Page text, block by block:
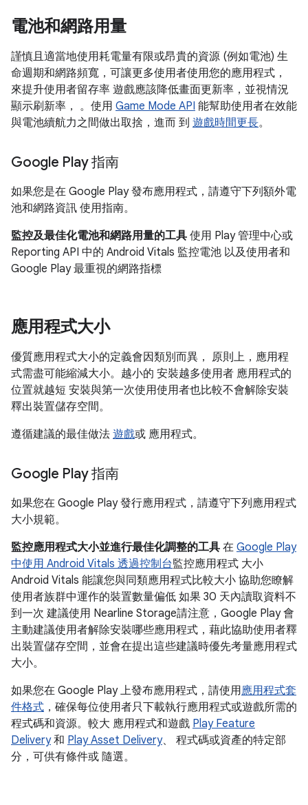
電池和網路用量
謹慎且適當地使用耗電量有限或昂貴的資源 (例如電池) 生
命週期和網路頻寬，可讓更多使用者使用您的應用程式，
來提升使用者留存率 遊戲應該降低畫面更新率，並視情況
顯示刷新率， 。使用 Game Mode API 能幫助使用者在效能
與電池續航力之間做出取捨，進而 到 遊戲時間更長。
Google Play 指南
如果您是在 Google Play 發布應用程式，請遵守下列額外電
池和網路資訊 使用指南。
監控及最佳化電池和網路用量的工具 使用 Play 管理中心或
Reporting API 中的 Android Vitals 監控電池 以及使用者和
Google Play 最重視的網路指標
應用程式大小
優質應用程式大小的定義會因類別而異， 原則上，應用程
式需盡可能縮減大小。越小的 安裝越多使用者 應用程式的
位置就越短 安裝與第一次使用使用者也比較不會解除安裝
釋出裝置儲存空間。
遵循建議的最佳做法 遊戲或 應用程式。
Google Play 指南
如果您在 Google Play 發行應用程式，請遵守下列應用程式
大小規範。
監控應用程式大小並進行最佳化調整的工具 在 Google Play
中使用 Android Vitals 透過控制台監控應用程式 大小
Android Vitals 能讓您與同類應用程式比較大小 協助您瞭解
使用者族群中運作的裝置數量偏低 如果 30 天內讀取資料不
到一次 建議使用 Nearline Storage請注意，Google Play 會
主動建議使用者解除安裝哪些應用程式，藉此協助使用者釋
出裝置儲存空間，並會在提出這些建議時優先考量應用程式
大小。
如果您在 Google Play 上發布應用程式，請使用應用程式套
件格式 ，確保每位使用者只下載執行應用程式或遊戲所需的
程式碼和資源。較大 應用程式和遊戲 Play Feature
Delivery和 Play Asset Delivery、 程式碼或資產的特定部
分，可供有條件或 隨選。